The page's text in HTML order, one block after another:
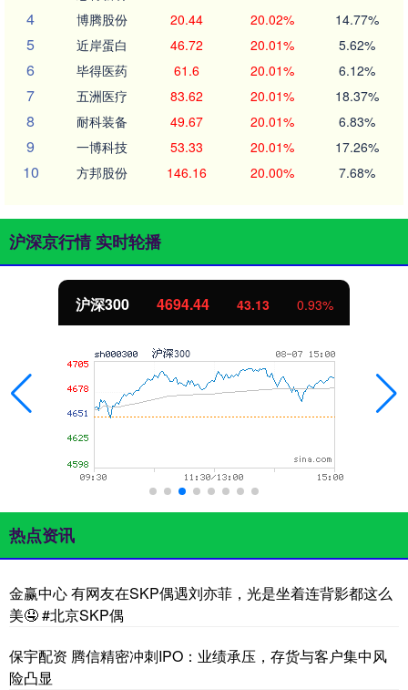
4 博腾股份 20.44 20.02% 14.77%
5 近岸蛋白 46.72 20.01% 5.62%
6 毕得医药 61.6 20.01% 6.12%
7 五洲医疗 83.62 20.01% 18.37%
8 耐科装备 49.67 20.01% 6.83%
9 一博科技 53.33 20.01% 17.26%
10 方邦股份 146.16 20.00% 7.68%
沪深京行情 实时轮播
北证50 1134.24 11.37 1.01%
热点资讯
金赢中心 有网友在SKP偶遇刘亦菲，光是坐着连背影都这么
美🤤 #北京SKP偶
保宇配资 腾信精密冲刺IPO：业绩承压，存货与客户集中风
险凸显